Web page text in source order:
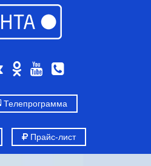
Телепрограмма
Прайс-лист